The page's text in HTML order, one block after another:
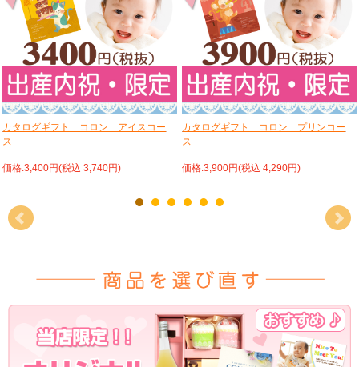
カタログギフト コロン アイスコー
ス
価格:3,400円(税込 3,740円)
カタログギフト コロン プリンコー
ス
価格:3,900円(税込 4,290円)